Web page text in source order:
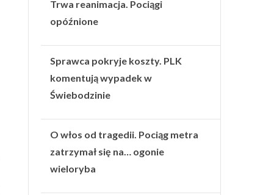
Trwa reanimacja. Pociągi
opóźnione
Sprawca pokryje koszty. PLK
komentują wypadek w
Świebodzinie
O włos od tragedii. Pociąg metra
zatrzymał się na… ogonie
wieloryba